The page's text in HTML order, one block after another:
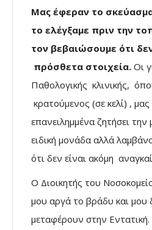
Μας έφεραν το
το ελέγξαμε πριν την
τον βεβαιώσουμε ότι
πρόσθετα στοιχεία. Οι
Παθολογικής κλινικής,
κρατούμενος (σε κελί) ,
επανειλημμένα ζητήσει
ειδική μονάδα αλλά
ότι δεν είναι ακόμη
Ο Διοικητής του
μου αργά το βράδυ και μου
μεταφέρουν στην